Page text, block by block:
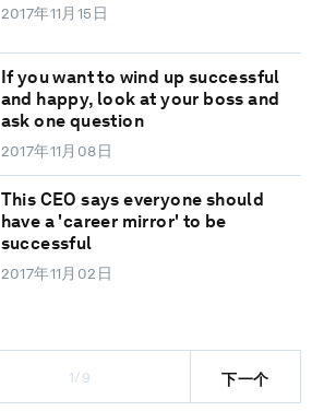
2017年11月15日
If you want to wind up successful
and happy, look at your boss and
ask one question
2017年11月08日
This CEO says everyone should
have a 'career mirror' to be
successful
2017年11月02日
1/9 下一个